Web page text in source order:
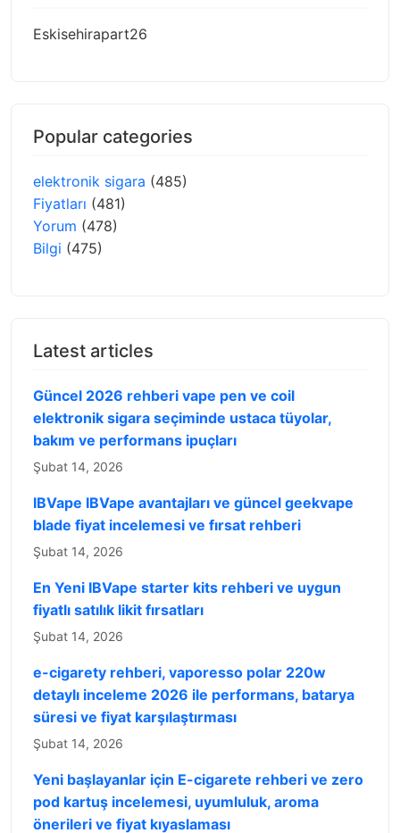
Eskisehirapart26
Popular categories
elektronik sigara (485)
Fiyatları (481)
Yorum (478)
Bilgi (475)
Latest articles
Güncel 2026 rehberi vape pen ve coil
elektronik sigara seçiminde ustaca tüyolar,
bakım ve performans ipuçları
Şubat 14, 2026
IBVape IBVape avantajları ve güncel geekvape
blade fiyat incelemesi ve fırsat rehberi
Şubat 14, 2026
En Yeni IBVape starter kits rehberi ve uygun
fiyatlı satılık likit fırsatları
Şubat 14, 2026
e-cigarety rehberi, vaporesso polar 220w
detaylı inceleme 2026 ile performans, batarya
süresi ve fiyat karşılaştırması
Şubat 14, 2026
Yeni başlayanlar için E-cigarete rehberi ve zero
pod kartuş incelemesi, uyumluluk, aroma
önerileri ve fiyat kıyaslaması